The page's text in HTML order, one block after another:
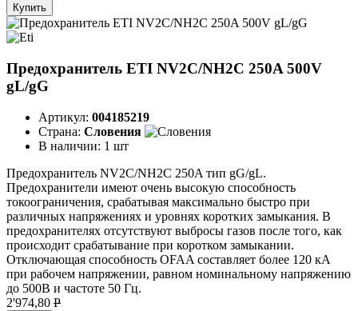
Купить
Предохранитель ETI NV2C/NH2C 250A 500V
gL/gG
Артикул: 004185219
Страна: Словения
В наличии: 1 шт
Предохранитель NV2C/NH2C 250A тип gG/gL.
Предохранители имеют очень высокую способность
токоограничения, срабатывая максимально быстро при
различных напряжениях и уровнях коротких замыкания. В
предохранителях отсутствуют выбросы газов после того, как
происходит срабатывание при коротком замыкании.
Отключающая способность OFAA составляет более 120 кА
при рабочем напряжении, равном номинальному напряжению
до 500В и частоте 50 Гц.
2'974,80 P